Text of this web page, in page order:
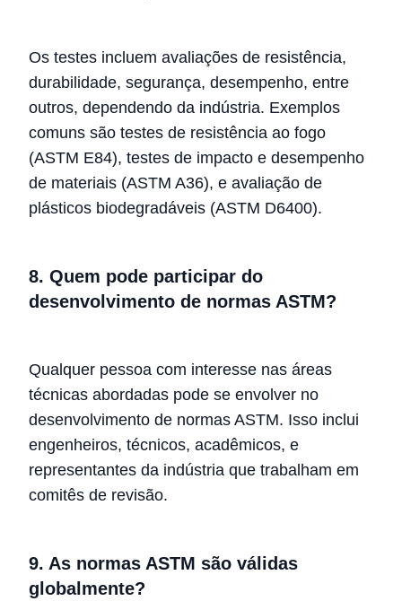
Os testes incluem avaliações de resistência,
durabilidade, segurança, desempenho, entre
outros, dependendo da indústria. Exemplos
comuns são testes de resistência ao fogo
(ASTM E84), testes de impacto e desempenho
de materiais (ASTM A36), e avaliação de
plásticos biodegradáveis (ASTM D6400).
8. Quem pode participar do
desenvolvimento de normas ASTM?
Qualquer pessoa com interesse nas áreas
técnicas abordadas pode se envolver no
desenvolvimento de normas ASTM. Isso inclui
engenheiros, técnicos, acadêmicos, e
representantes da indústria que trabalham em
comitês de revisão.
9. As normas ASTM são válidas
globalmente?